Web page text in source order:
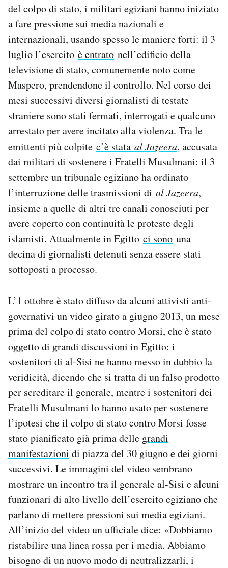
del colpo di stato, i militari egiziani hanno iniziato
a fare pressione sui media nazionali e
internazionali, usando spesso le maniere forti: il 3
luglio l’esercito è entrato nell’edificio della
televisione di stato, comunemente noto come
Maspero, prendendone il controllo. Nel corso dei
mesi successivi diversi giornalisti di testate
straniere sono stati fermati, interrogati e qualcuno
arrestato per avere incitato alla violenza. Tra le
emittenti più colpite c’è stata al Jazeera, accusata
dai militari di sostenere i Fratelli Musulmani: il 3
settembre un tribunale egiziano ha ordinato
l’interruzione delle trasmissioni di al Jazeera,
insieme a quelle di altri tre canali conosciuti per
avere coperto con continuità le proteste degli
islamisti. Attualmente in Egitto ci sono una
decina di giornalisti detenuti senza essere stati
sottoposti a processo.
L’1 ottobre è stato diffuso da alcuni attivisti anti-
governativi un video girato a giugno 2013, un mese
prima del colpo di stato contro Morsi, che è stato
oggetto di grandi discussioni in Egitto: i
sostenitori di al-Sisi ne hanno messo in dubbio la
veridicità, dicendo che si tratta di un falso prodotto
per screditare il generale, mentre i sostenitori dei
Fratelli Musulmani lo hanno usato per sostenere
l’ipotesi che il colpo di stato contro Morsi fosse
stato pianificato già prima delle grandi
manifestazioni di piazza del 30 giugno e dei giorni
successivi. Le immagini del video sembrano
mostrare un incontro tra il generale al-Sisi e alcuni
funzionari di alto livello dell’esercito egiziano che
parlano di mettere pressioni sui media egiziani.
All’inizio del video un ufficiale dice: «Dobbiamo
ristabilire una linea rossa per i media. Abbiamo
bisogno di un nuovo modo di neutralizzarli, i